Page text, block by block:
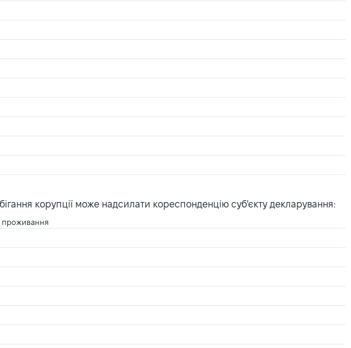
корупції може надсилати кореспонденцію суб'єкту декларування:
проживання